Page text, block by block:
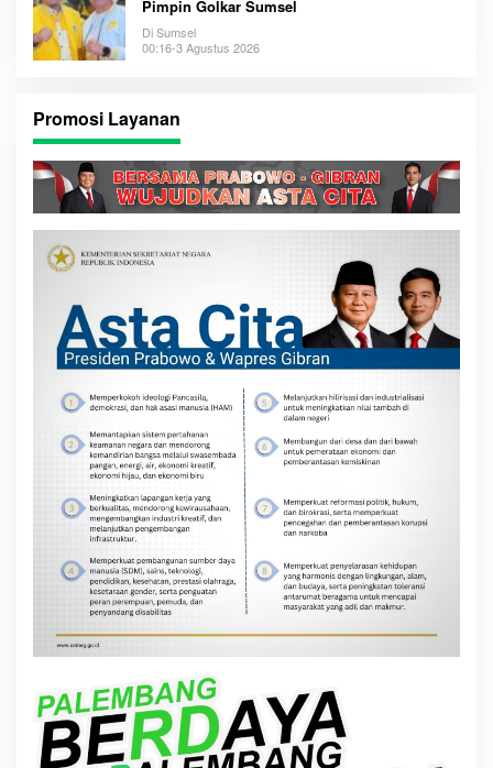
Pimpin Golkar Sumsel
Di Sumsel
00:16-3 Agustus 2026
Promosi Layanan